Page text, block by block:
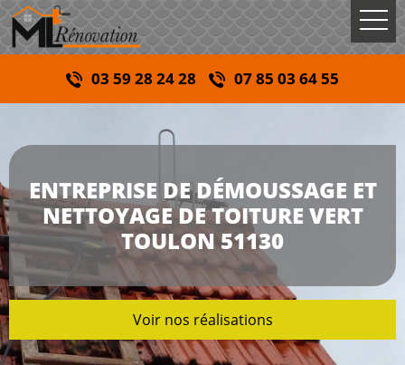
03 59 28 24 28 07 85 03 64 55
ENTREPRISE DE DÉMOUSSAGE ET
NETTOYAGE DE TOITURE VERT
TOULON 51130
Voir nos réalisations